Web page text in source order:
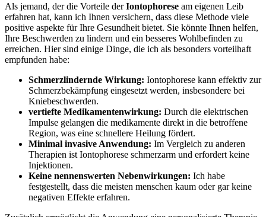
Als jemand, der⁣ die⁣ Vorteile derIontophorese am eigenen Leib⁢
erfahren hat, kann ich Ihnen‌ versichern,⁢ dass diese Methode viele
positive ‌aspekte ‌für Ihre ‍Gesundheit bietet. Sie könnte ⁣Ihnen helfen,
‌Ihre ‌Beschwerden zu ​lindern und ein besseres ⁣Wohlbefinden‌ zu⁤
erreichen. Hier sind einige Dinge, die⁢ ich ‍als besonders vorteilhaft
⁢empfunden habe:
Schmerzlindernde Wirkung: ⁢Iontophorese kann effektiv zur
Schmerzbekämpfung eingesetzt werden, insbesondere ⁤bei
Kniebeschwerden.
vertiefte Medikamentenwirkung: Durch die elektrischen
Impulse⁣ gelangen die medikamente direkt ‍in ‌die​ betroffene‌
Region, ‌was ⁢eine ⁤schnellere⁤ Heilung ⁣fördert.
Minimal invasive Anwendung: Im ‍Vergleich ⁢zu anderen
Therapien ist Iontophorese schmerzarm und erfordert ⁢keine
Injektionen.
Keine nennenswerten Nebenwirkungen: Ich habe
‌festgestellt,⁢ dass die meisten menschen kaum oder gar ‌keine
negativen Effekte erfahren.